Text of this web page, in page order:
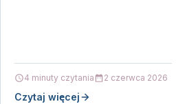
4 minuty czytania 2 czerwca 2026
Czytaj więcej